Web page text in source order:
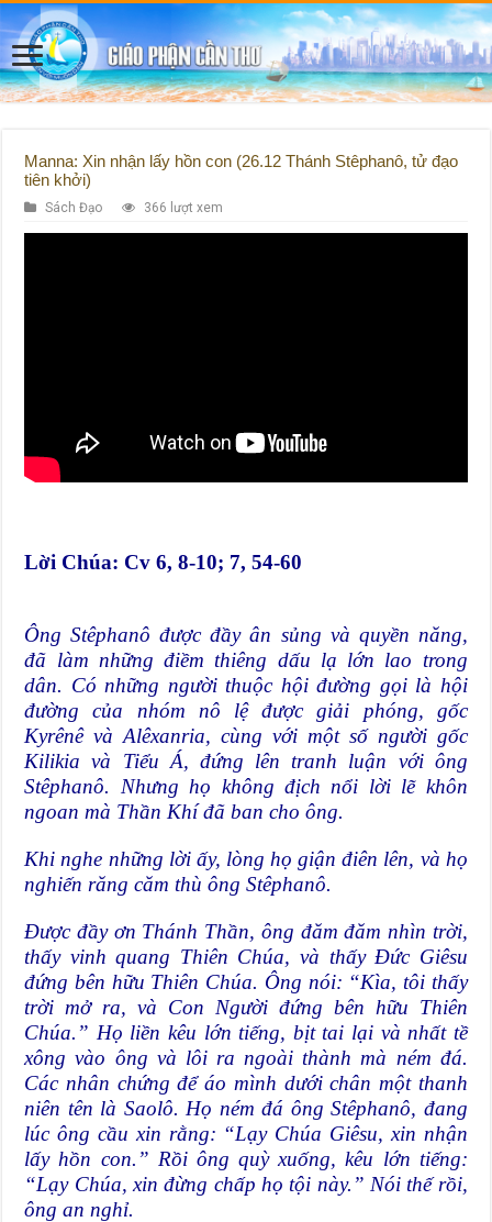
Manna: Xin nhận lấy hồn con (26.12 Thánh Stêphanô, tử đạo
tiên khởi)
Sách Đạo 366 lượt xem
Lời Chúa: Cv 6, 8-10; 7, 54-60
Ông Stêphanô được đầy ân sủng và quyền năng,
đã làm những điềm thiêng dấu lạ lớn lao trong
dân. Có những người thuộc hội đường gọi là hội
đường của nhóm nô lệ được giải phóng, gốc
Kyrênê và Alêxanria, cùng với một số người gốc
Kilikia và Tiểu Á, đứng lên tranh luận với ông
Stêphanô. Nhưng họ không địch nổi lời lẽ khôn
ngoan mà Thần Khí đã ban cho ông.
Khi nghe những lời ấy, lòng họ giận điên lên, và họ
nghiến răng căm thù ông Stêphanô.
Ðược đầy ơn Thánh Thần, ông đăm đăm nhìn trời,
thấy vinh quang Thiên Chúa, và thấy Ðức Giêsu
đứng bên hữu Thiên Chúa. Ông nói: “Kìa, tôi thấy
trời mở ra, và Con Người đứng bên hữu Thiên
Chúa.” Họ liền kêu lớn tiếng, bịt tai lại và nhất tề
xông vào ông và lôi ra ngoài thành mà ném đá.
Các nhân chứng để áo mình dưới chân một thanh
niên tên là Saolô. Họ ném đá ông Stêphanô, đang
lúc ông cầu xin rằng: “Lạy Chúa Giêsu, xin nhận
lấy hồn con.” Rồi ông quỳ xuống, kêu lớn tiếng:
“Lạy Chúa, xin đừng chấp họ tội này.” Nói thế rồi,
ông an nghỉ.